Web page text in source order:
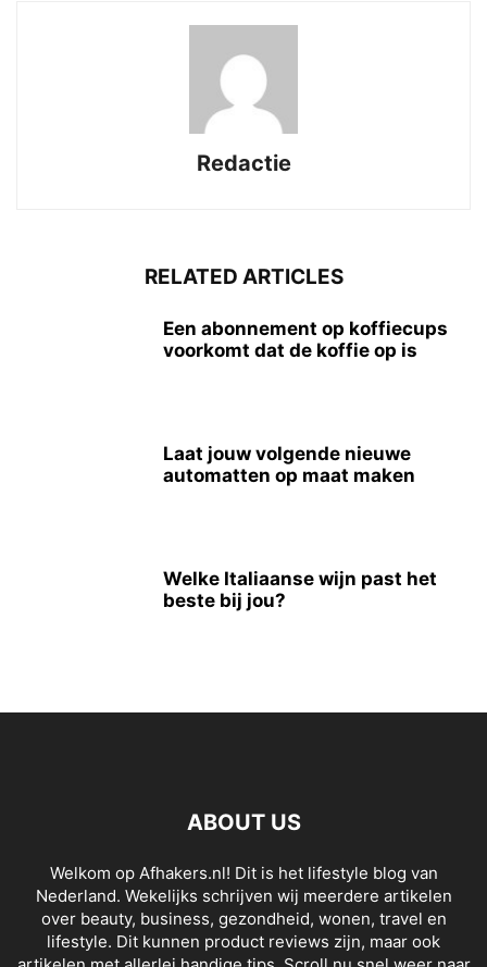
Redactie
RELATED ARTICLES
Een abonnement op koffiecups
voorkomt dat de koffie op is
Laat jouw volgende nieuwe
automatten op maat maken
Welke Italiaanse wijn past het
beste bij jou?
ABOUT US
Welkom op Afhakers.nl! Dit is het lifestyle blog van
Nederland. Wekelijks schrijven wij meerdere artikelen
over beauty, business, gezondheid, wonen, travel en
lifestyle. Dit kunnen product reviews zijn, maar ook